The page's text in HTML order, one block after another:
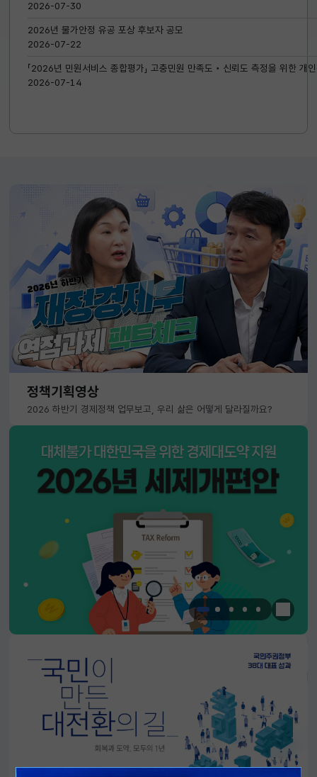
2026-07-30
2026년 물가안정 유공 포상 후보자 공모
2026-07-22
「2026년 민원서비스 종합평가」 고충민원 만족도‧신뢰도 측정을 위한 개
2026-07-14
정책기획영상
2026 하반기 경제정책 업무보고, 우리 삶은 어떻게 달라질까요?
한눈에